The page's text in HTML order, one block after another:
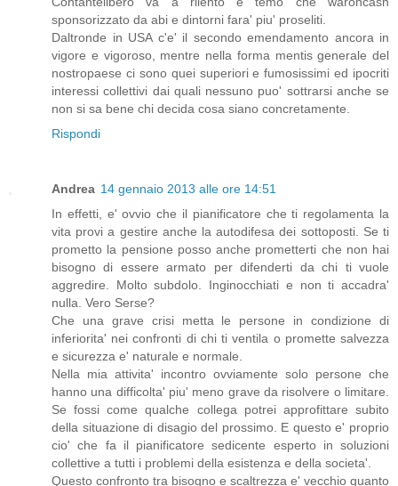
sponsorizzato da abi e dintorni fara' piu' proseliti.
Daltronde in USA c'e' il secondo emendamento ancora in
vigore e vigoroso, mentre nella forma mentis generale del
nostropaese ci sono quei superiori e fumosissimi ed ipocriti
interessi collettivi dai quali nessuno puo' sottrarsi anche se
non si sa bene chi decida cosa siano concretamente.
Rispondi
Andrea 14 gennaio 2013 alle ore 14:51
In effetti, e' ovvio che il pianificatore che ti regolamenta la
vita provi a gestire anche la autodifesa dei sottoposti. Se ti
prometto la pensione posso anche prometterti che non hai
bisogno di essere armato per difenderti da chi ti vuole
aggredire. Molto subdolo. Inginocchiati e non ti accadra'
nulla. Vero Serse?
Che una grave crisi metta le persone in condizione di
inferiorita' nei confronti di chi ti ventila o promette salvezza
e sicurezza e' naturale e normale.
Nella mia attivita' incontro ovviamente solo persone che
hanno una difficolta' piu' meno grave da risolvere o limitare.
Se fossi come qualche collega potrei approfittare subito
della situazione di disagio del prossimo. E questo e' proprio
cio' che fa il pianificatore sedicente esperto in soluzioni
collettive a tutti i problemi della esistenza e della societa'.
Questo confronto tra bisogno e scaltrezza e' vecchio quanto